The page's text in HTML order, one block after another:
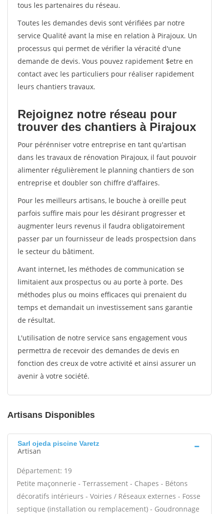
tous les partenaires du réseau.
Toutes les demandes devis sont vérifiées par notre
service Qualité avant la mise en relation à Pirajoux. Un
processus qui permet de vérifier la véracité d'une
demande de devis. Vous pouvez rapidement $etre en
contact avec les particuliers pour réaliser rapidement
leurs chantiers travaux.
Rejoignez notre réseau pour
trouver des chantiers à Pirajoux
Pour pérénniser votre entreprise en tant qu'artisan
dans les travaux de rénovation Pirajoux, il faut pouvoir
alimenter régulièrement le planning chantiers de son
entreprise et doubler son chiffre d'affaires.
Pour les meilleurs artisans, le bouche à oreille peut
parfois suffire mais pour les désirant progresser et
augmenter leurs revenus il faudra obligatoirement
passer par un fournisseur de leads prospectsion dans
le secteur du bâtiment.
Avant internet, les méthodes de communication se
limitaient aux prospectus ou au porte à porte. Des
méthodes plus ou moins efficaces qui prenaient du
temps et demandait un investissement sans garantie
de résultat.
L'utilisation de notre service sans engagement vous
permettra de recevoir des demandes de devis en
fonction des creux de votre activité et ainsi assurer un
avenir à votre société.
Artisans Disponibles
Sarl ojeda piscine Varetz
Artisan
Département: 19
Petite maçonnerie - Terrassement - Chapes - Bétons
décoratifs intérieurs - Voiries / Réseaux externes - Fosse
septique (installation ou remplacement) - Goudronnage